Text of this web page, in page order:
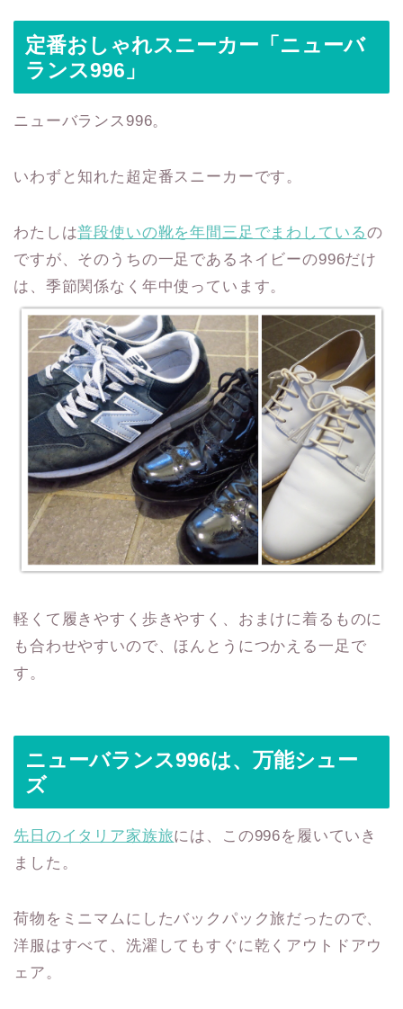
定番おしゃれスニーカー「ニューバ
ランス996」
ニューバランス996。
いわずと知れた超定番スニーカーです。
わたしは普段使いの靴を年間三足でまわしているの
ですが、そのうちの一足であるネイビーの996だけ
は、季節関係なく年中使っています。
軽くて履きやすく歩きやすく、おまけに着るものに
も合わせやすいので、ほんとうにつかえる一足で
す。
ニューバランス996は、万能シュー
ズ
先日のイタリア家族旅には、この996を履いていき
ました。
荷物をミニマムにしたバックパック旅だったので、
洋服はすべて、洗濯してもすぐに乾くアウトドアウ
ェア。